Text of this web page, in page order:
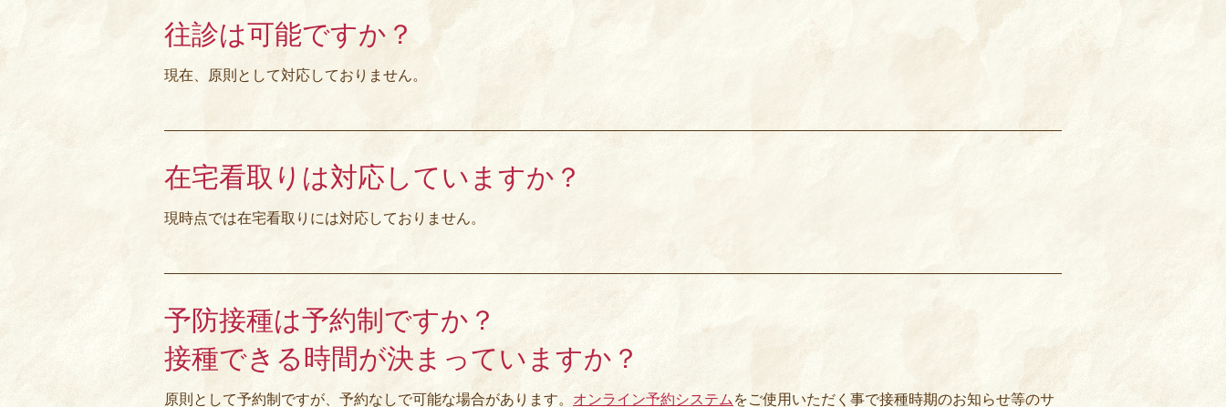
往診は可能ですか？
現在、原則として対応しておりません。
在宅看取りは対応していますか？
現時点では在宅看取りには対応しておりません。
予防接種は予約制ですか？
接種できる時間が決まっていますか？
原則として予約制ですが、予約なしで可能な場合があります。 オンライン予約システム をご使用いただく事で接種時期のお知らせ等のサ